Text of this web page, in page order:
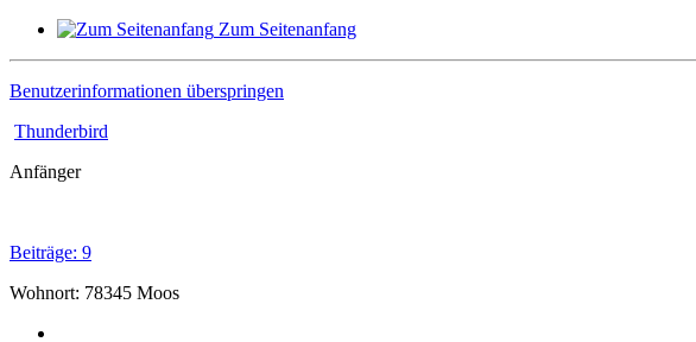
Zum Seitenanfang
Benutzerinformationen überspringen
Thunderbird
Anfänger
Beiträge: 9
Wohnort: 78345 Moos